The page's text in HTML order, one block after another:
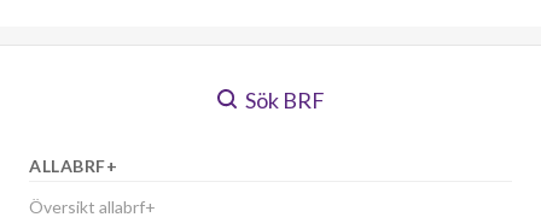
Sök BRF
ALLABRF+
Översikt allabrf+